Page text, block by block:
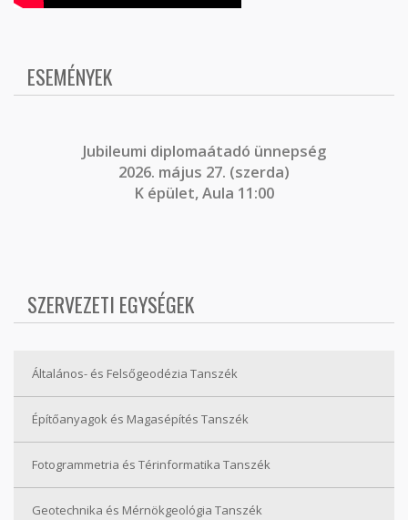
ESEMÉNYEK
Jubileumi diplomaátadó ünnepség
2026. május 27. (szerda)
K épület, Aula 11:00
SZERVEZETI EGYSÉGEK
Általános- és Felsőgeodézia Tanszék
Építőanyagok és Magasépítés Tanszék
Fotogrammetria és Térinformatika Tanszék
Geotechnika és Mérnökgeológia Tanszék